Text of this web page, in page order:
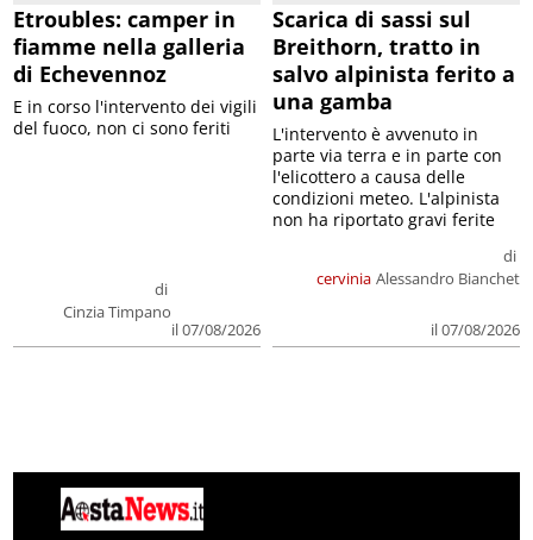
Etroubles: camper in
fiamme nella galleria
di Echevennoz
di
Cinzia Timpano
il 07/08/2026
E in corso l'intervento dei vigili
del fuoco, non ci sono feriti
Scarica di sassi sul
Breithorn, tratto in
salvo alpinista ferito a
una gamba
cervinia
di
Alessandro Bianchet
il 07/08/2026
L'intervento è avvenuto in
parte via terra e in parte con
l'elicottero a causa delle
condizioni meteo. L'alpinista
non ha riportato gravi ferite